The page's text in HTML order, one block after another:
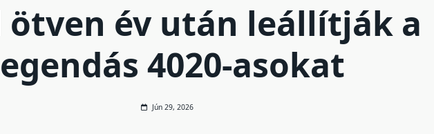
ötven év után leállítják a
4020-asokat
Jún 29, 2026